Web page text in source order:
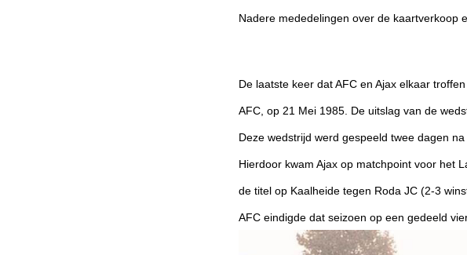
Nadere mededelingen over de kaartverkoop
De laatste keer dat AFC en Ajax elkaar
AFC, op 21 Mei 1985. De uitslag van de
Deze wedstrijd werd gespeeld twee dagen
Hierdoor kwam Ajax op matchpoint voor het
de titel op Kaalheide tegen Roda JC (2-3
AFC eindigde dat seizoen op een gedeeld